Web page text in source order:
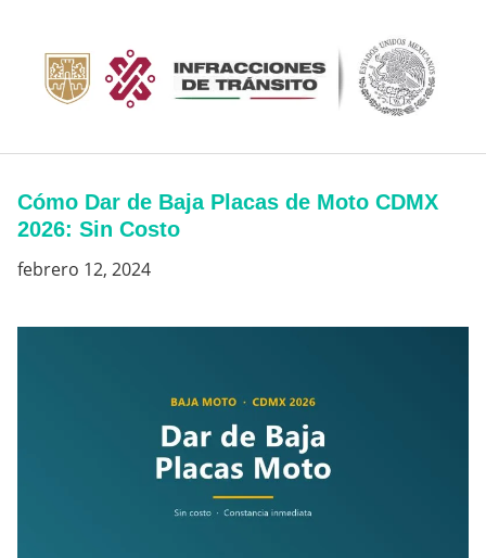
contenido
Cómo Dar de Baja Placas de Moto CDMX
2026: Sin Costo
febrero 12, 2024